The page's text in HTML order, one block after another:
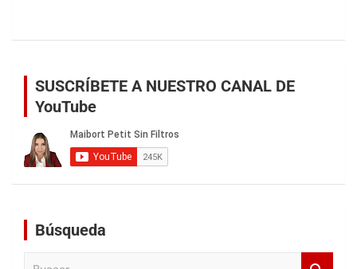
SUSCRÍBETE A NUESTRO CANAL DE
YouTube
Búsqueda